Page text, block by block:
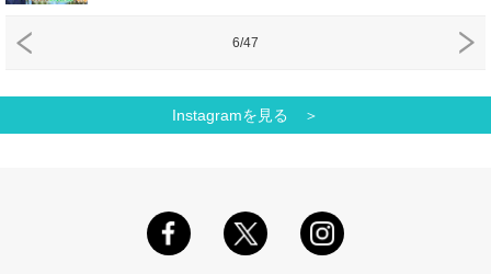
6/47
Instagramを見る ＞